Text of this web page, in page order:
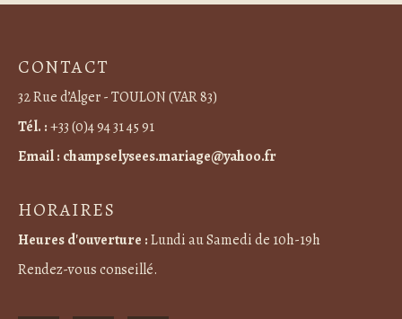
CONTACT
32 Rue d’Alger - TOULON (VAR 83)
Tél. :+33 (0)4 94 31 45 91
Email : champselysees.mariage@yahoo.fr
HORAIRES
Heures d'ouverture :Lundi au Samedi de 10h-19h
Rendez-vous conseillé.